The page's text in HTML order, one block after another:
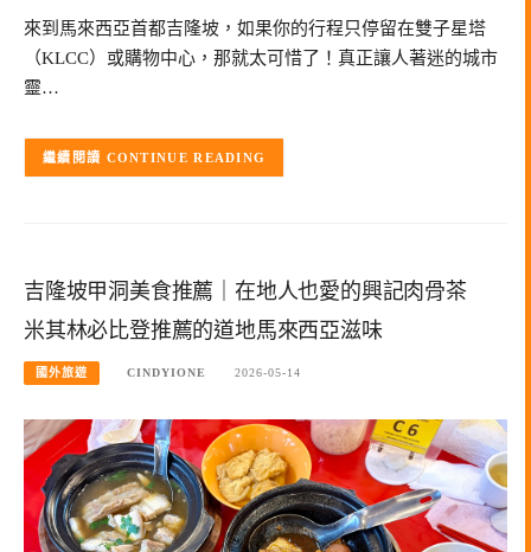
來到馬來西亞首都吉隆坡，如果你的行程只停留在雙子星塔
（KLCC）或購物中心，那就太可惜了！真正讓人著迷的城市
靈…
CONTINUE READING
吉隆坡甲洞美食推薦｜在地人也愛的興記肉骨茶
米其林必比登推薦的道地馬來西亞滋味
國外旅遊 CINDYIONE 2026-05-14